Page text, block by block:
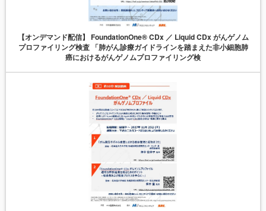
【オンデマンド配信】 FoundationOne® CDx ／ Liquid CDx がんゲノム
プロファイリング検査 「肺がん診療ガイドラインを踏まえた非小細胞肺
癌におけるがんゲノムプロファイリング検